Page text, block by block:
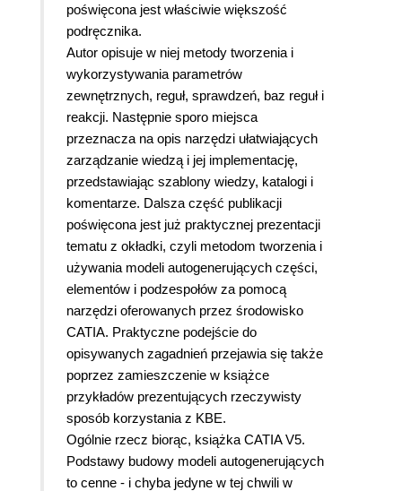
poświęcona jest właściwie większość
podręcznika.
Autor opisuje w niej metody tworzenia i
wykorzystywania parametrów
zewnętrznych, reguł, sprawdzeń, baz reguł i
reakcji. Następnie sporo miejsca
przeznacza na opis narzędzi ułatwiających
zarządzanie wiedzą i jej implementację,
przedstawiając szablony wiedzy, katalogi i
komentarze. Dalsza część publikacji
poświęcona jest już praktycznej prezentacji
tematu z okładki, czyli metodom tworzenia i
używania modeli autogenerujących części,
elementów i podzespołów za pomocą
narzędzi oferowanych przez środowisko
CATIA. Praktyczne podejście do
opisywanych zagadnień przejawia się także
poprzez zamieszczenie w książce
przykładów prezentujących rzeczywisty
sposób korzystania z KBE.
Ogólnie rzecz biorąc, książka CATIA V5.
Podstawy budowy modeli autogenerujących
to cenne - i chyba jedyne w tej chwili w